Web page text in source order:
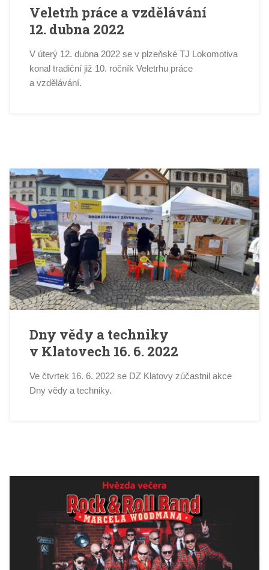
Veletrh práce a vzdělávání
12. dubna 2022
V úterý 12. dubna 2022 se v plzeňské TJ Lokomotiva
konal tradiční již 10. ročník Veletrhu práce
a vzdělávání.
Dny vědy a techniky
v Klatovech 16. 6. 2022
Ve čtvrtek 16. 6. 2022 se DZ Klatovy zúčastnil akce
Dny vědy a techniky.